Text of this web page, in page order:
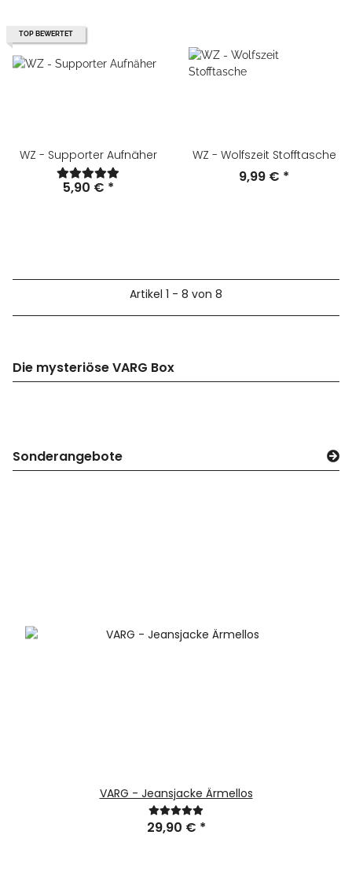
TOP BEWERTET
WZ - Supporter Aufnäher
5,90 € *
WZ - Wolfszeit Stofftasche
9,99 € *
Artikel 1 - 8 von 8
Die mysteriöse VARG Box
Sonderangebote
VARG - Jeansjacke Ärmellos
29,90 € *